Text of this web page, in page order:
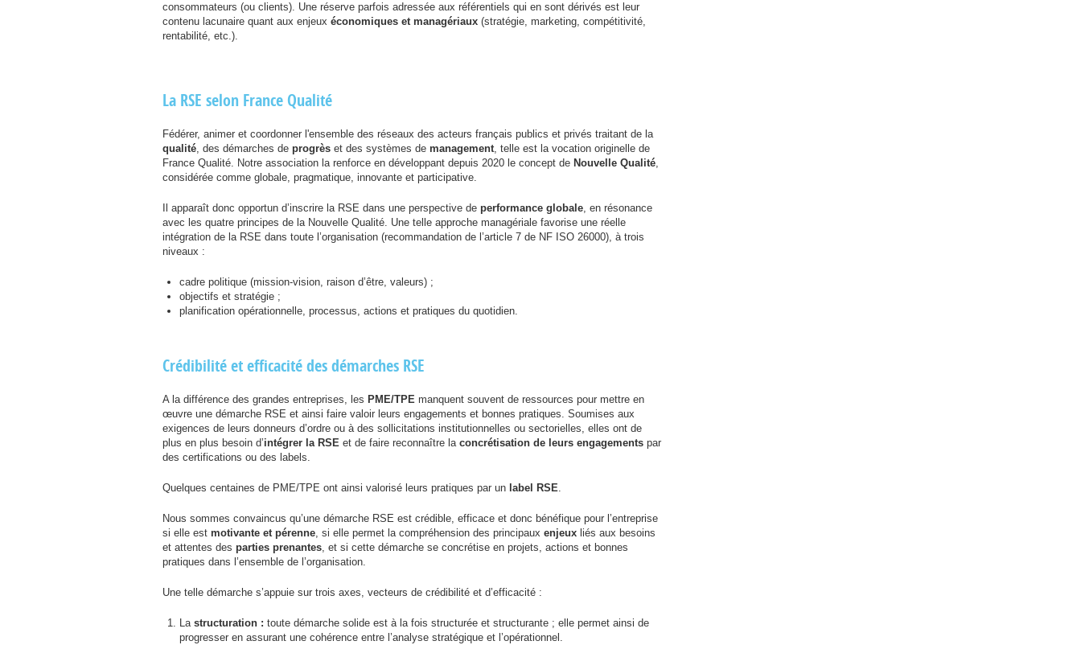
consommateurs (ou clients). Une réserve parfois adressée aux référentiels qui en sont dérivés est leur
contenu lacunaire quant aux enjeux économiques et managériaux (stratégie, marketing, compétitivité,
rentabilité, etc.).
La RSE selon France Qualité
Fédérer, animer et coordonner l'ensemble des réseaux des acteurs français publics et privés traitant de la
qualité, des démarches de progrès et des systèmes de management, telle est la vocation originelle de
France Qualité. Notre association la renforce en développant depuis 2020 le concept de Nouvelle Qualité,
considérée comme globale, pragmatique, innovante et participative.
Il apparaît donc opportun d’inscrire la RSE dans une perspective de performance globale, en résonance
avec les quatre principes de la Nouvelle Qualité. Une telle approche managériale favorise une réelle
intégration de la RSE dans toute l’organisation (recommandation de l’article 7 de NF ISO 26000), à trois
niveaux :
cadre politique (mission-vision, raison d’être, valeurs) ;
objectifs et stratégie ;
planification opérationnelle, processus, actions et pratiques du quotidien.
Crédibilité et efficacité des démarches RSE
A la différence des grandes entreprises, les PME/TPE manquent souvent de ressources pour mettre en
œuvre une démarche RSE et ainsi faire valoir leurs engagements et bonnes pratiques. Soumises aux
exigences de leurs donneurs d’ordre ou à des sollicitations institutionnelles ou sectorielles, elles ont de
plus en plus besoin d’intégrer la RSE et de faire reconnaître la concrétisation de leurs engagements par
des certifications ou des labels.
Quelques centaines de PME/TPE ont ainsi valorisé leurs pratiques par un label RSE.
Nous sommes convaincus qu’une démarche RSE est crédible, efficace et donc bénéfique pour l’entreprise
si elle est motivante et pérenne, si elle permet la compréhension des principaux enjeux liés aux besoins
et attentes des parties prenantes, et si cette démarche se concrétise en projets, actions et bonnes
pratiques dans l’ensemble de l’organisation.
Une telle démarche s’appuie sur trois axes, vecteurs de crédibilité et d’efficacité :
La structuration : toute démarche solide est à la fois structurée et structurante ; elle permet ainsi de
progresser en assurant une cohérence entre l’analyse stratégique et l’opérationnel.